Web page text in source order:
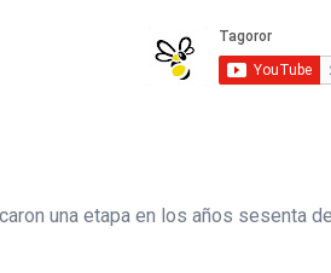
una etapa en los años sesenta